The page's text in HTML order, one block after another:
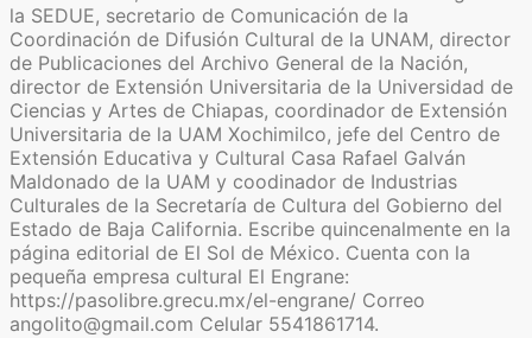
la SEDUE, secretario de Comunicación de la
Coordinación de Difusión Cultural de la UNAM, director
de Publicaciones del Archivo General de la Nación,
director de Extensión Universitaria de la Universidad de
Ciencias y Artes de Chiapas, coordinador de Extensión
Universitaria de la UAM Xochimilco, jefe del Centro de
Extensión Educativa y Cultural Casa Rafael Galván
Maldonado de la UAM y coodinador de Industrias
Culturales de la Secretaría de Cultura del Gobierno del
Estado de Baja California. Escribe quincenalmente en la
página editorial de El Sol de México. Cuenta con la
pequeña empresa cultural El Engrane:
https://pasolibre.grecu.mx/el-engrane/ Correo
angolito@gmail.com Celular 5541861714.